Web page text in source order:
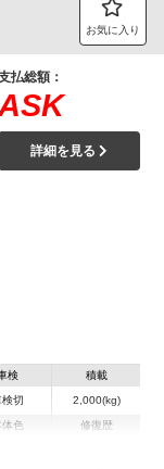
お気に入り
払総額：
詳細を見る
検
検切
積載
2,000(kg)
体色 修復歴